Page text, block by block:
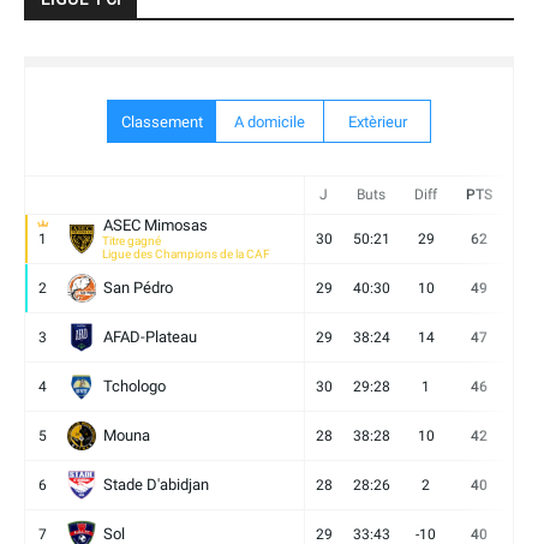
Classement A domicile Extèrieur
J Buts Diff PTS
1
ASEC Mimosas
Titre gagné
Ligue des Champions de la CAF
30 50:21 29 62
2 San Pédro 29 40:30 10 49
3 AFAD-Plateau 29 38:24 14 47
4 Tchologo 30 29:28 1 46
5 Mouna 28 38:28 10 42
6 Stade D'abidjan 28 28:26 2 40
7 Sol 29 33:43 -10 40